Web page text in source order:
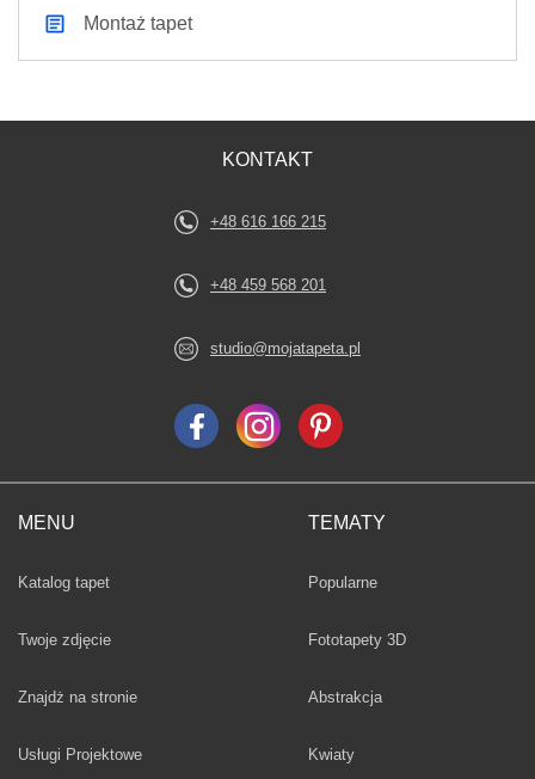
Montaż tapet
MENU
Katalog tapet
Twoje zdjęcie
Znajdż na stronie
Usługi Projektowe
TEMATY
Fototapety
Popularne
Fototapety 3D
Fototapety
Abstrakcja
Fototapety
Kwiaty
KONTAKT
+48 616 166 215
+48 459 568 201
studio@mojatapeta.pl